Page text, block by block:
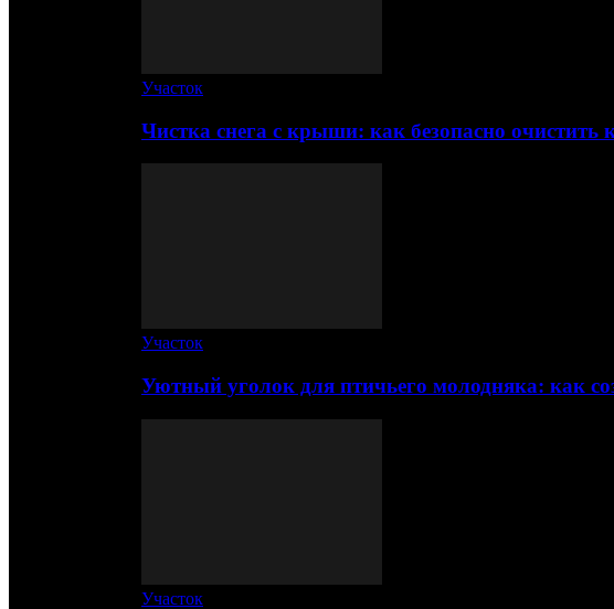
Участок
Чистка снега с крыши: как безопасно
Участок
Уютный уголок для птичьего молодняка: как
Участок